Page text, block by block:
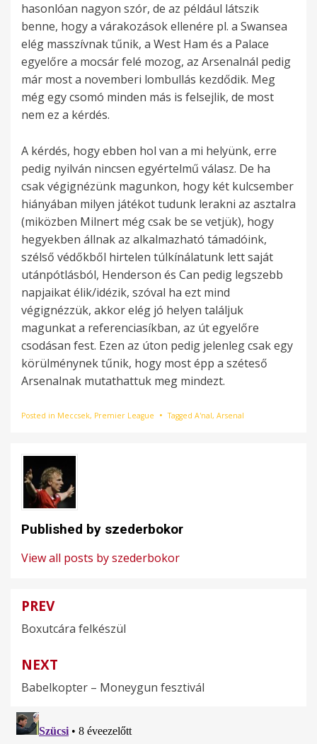
hasonlóan nagyon szór, de az például látszik
benne, hogy a várakozások ellenére pl. a Swansea
elég masszívnak tűnik, a West Ham és a Palace
egyelőre a mocsár felé mozog, az Arsenalnál pedig
már most a novemberi lombullás kezdődik. Meg
még egy csomó minden más is felsejlik, de most
nem ez a kérdés.
A kérdés, hogy ebben hol van a mi helyünk, erre
pedig nyilván nincsen egyértelmű válasz. De ha
csak végignézünk magunkon, hogy két kulcsember
hiányában milyen játékot tudunk lerakni az asztalra
(miközben Milnert még csak be se vetjük), hogy
hegyekben állnak az alkalmazható támadóink,
szélső védőkből hirtelen túlkínálatunk lett saját
utánpótlásból, Henderson és Can pedig legszebb
napjaikat élik/idézik, szóval ha ezt mind
végignézzük, akkor elég jó helyen találjuk
magunkat a referenciasíkban, az út egyelőre
csodásan fest. Ezen az úton pedig jelenleg csak egy
körülménynek tűnik, hogy most épp a széteső
Arsenalnak mutathattuk meg mindezt.
Posted in Meccsek, Premier League Tagged A'nal, Arsenal
Published by szederbokor
View all posts by szederbokor
Bejegyzés
navigáció
PREV
Boxutcára felkészül
NEXT
Babelkopter – Moneygun fesztivál